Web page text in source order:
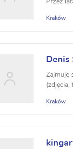
Przez
Kraków
Denis
Zajmuję
(zdjęcia,
Kraków